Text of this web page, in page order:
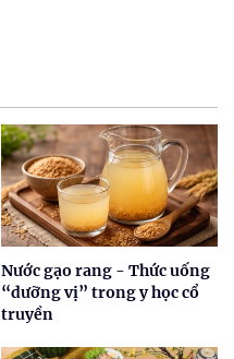
Nước gạo rang - Thức uống
“dưỡng vị” trong y học cổ
truyền